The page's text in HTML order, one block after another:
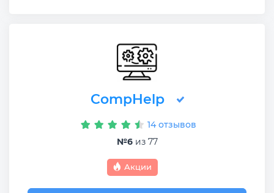
CompHelp
14 отзывов
№6из 77
Акции